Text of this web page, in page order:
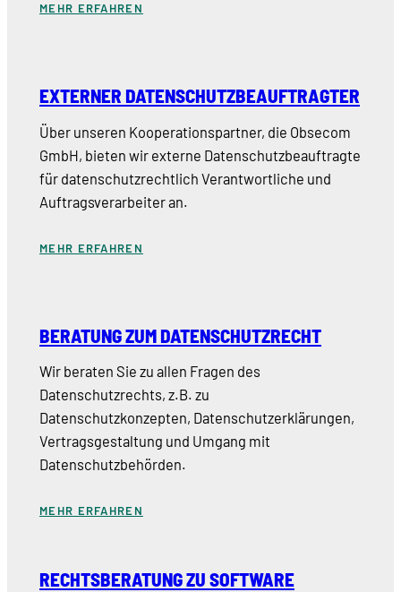
MEHR ERFAHREN
EXTERNER DATENSCHUTZBEAUFTRAGTER
Über unseren Kooperationspartner, die Obsecom
GmbH, bieten wir externe Datenschutzbeauftragte
für datenschutzrechtlich Verantwortliche und
Auftragsverarbeiter an.
MEHR ERFAHREN
BERATUNG ZUM DATENSCHUTZRECHT
Wir beraten Sie zu allen Fragen des
Datenschutzrechts, z.B. zu
Datenschutzkonzepten, Datenschutzerklärungen,
Vertragsgestaltung und Umgang mit
Datenschutzbehörden.
MEHR ERFAHREN
RECHTSBERATUNG ZU SOFTWARE